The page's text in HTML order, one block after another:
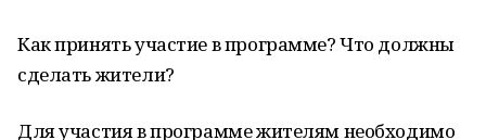
Как принять участие в программе? Что должны
сделать жители?
Для участия в программе жителям необходимо